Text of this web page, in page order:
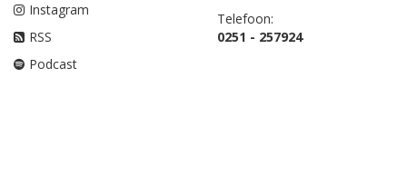
Instagram
RSS
Podcast
Telefoon:
0251 - 257924